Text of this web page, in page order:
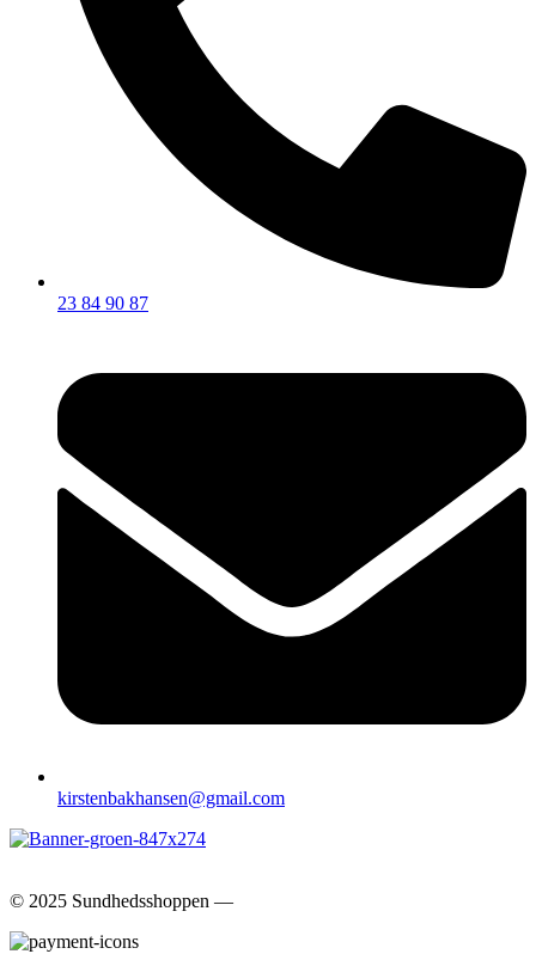
23 84 90 87
kirstenbakhansen@gmail.com
© 2025 Sundhedsshoppen ―